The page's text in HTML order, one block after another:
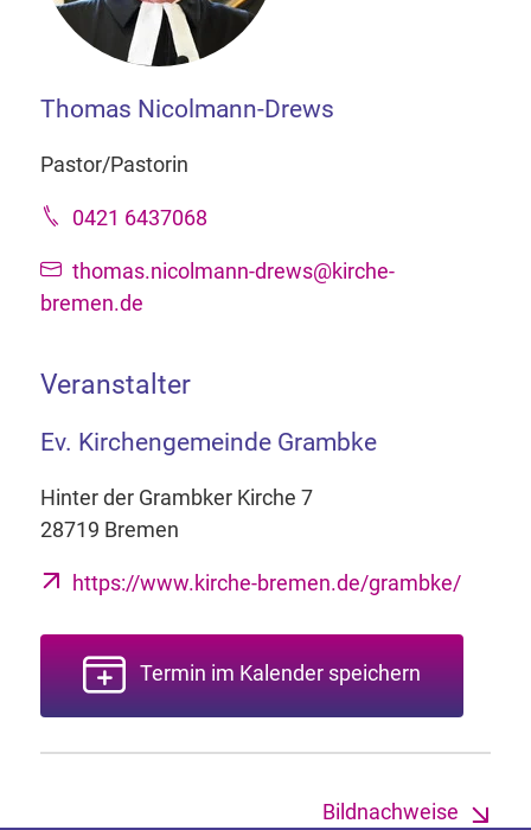
Thomas Nicolmann-Drews
Pastor/Pastorin
0421 6437068
thomas.nicolmann-drews@kirche-
bremen.de
Veranstalter
Ev. Kirchengemeinde Grambke
Hinter der Grambker Kirche 7
28719 Bremen
https://www.kirche-bremen.de/grambke/
Termin im Kalender speichern
Bildnachweise